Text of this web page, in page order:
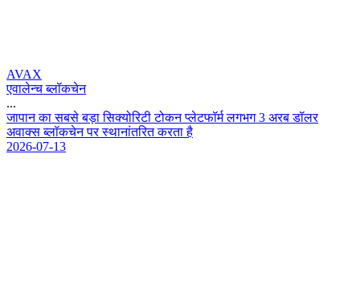
AVAX
एवालेन्च ब्लॉकचेन
...
जपन क सबस बड सकयरट टकन पलटफर लगभग 3 अरब डलर
अवकस बलकचन पर सथनतरत करत ह
2026-07-13